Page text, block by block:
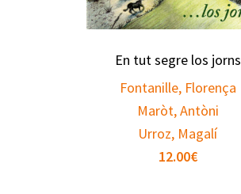
En tut segre los jorns
Fontanille, Florença
Maròt, Antòni
Urroz, Magalí
12.00€